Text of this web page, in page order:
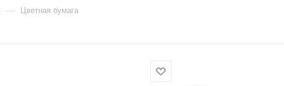
— Цветная бумага